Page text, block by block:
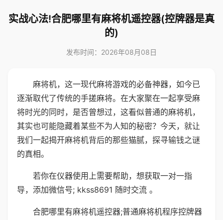
实战心法!合肥哪里有麻将机遥控器(控牌器是真
的)
发布时间：2026年08月08日
麻将机，这一现代麻将游戏的必备神器，如今已
逐渐取代了传统的手搓麻将。在大家聚在一起享受麻
将时光的同时，是否曾想过，这看似普通的麻将机，
其实也可能隐藏着某些不为人知的秘密？今天，就让
我们一起揭开麻将机背后的那些猫腻，探寻输钱之谜
的真相。
若你在仪器使用上需要帮助，想获取一对一指
导，添加微信号; kkss8691 随时交流 。
合肥哪里有麻将机遥控器;普通麻将机程序控牌器